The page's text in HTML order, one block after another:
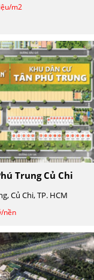
m2
Trung Củ Chi
Củ Chi, TP. HCM
nền